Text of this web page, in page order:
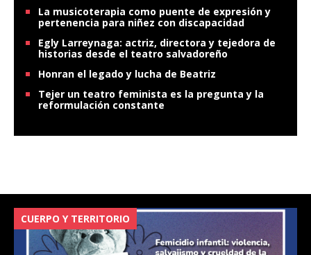
La musicoterapia como puente de expresión y
pertenencia para niñez con discapacidad
Egly Larreynaga: actriz, directora y tejedora de
historias desde el teatro salvadoreño
Honran el legado y lucha de Beatriz
Tejer un teatro feminista es la pregunta y la
reformulación constante
CUERPO Y TERRITORIO